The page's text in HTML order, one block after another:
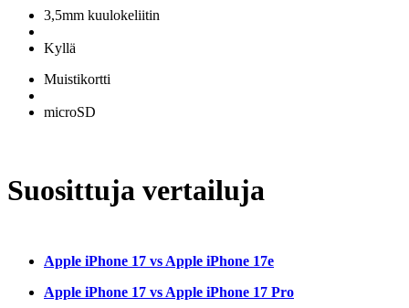
3,5mm kuulokeliitin
Kyllä
Muistikortti
microSD
Suosittuja vertailuja
Apple iPhone 17 vs Apple iPhone 17e
Apple iPhone 17 vs Apple iPhone 17 Pro